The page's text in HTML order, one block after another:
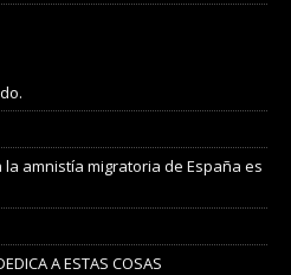
la amnistía migratoria de España es
A ESTAS COSAS